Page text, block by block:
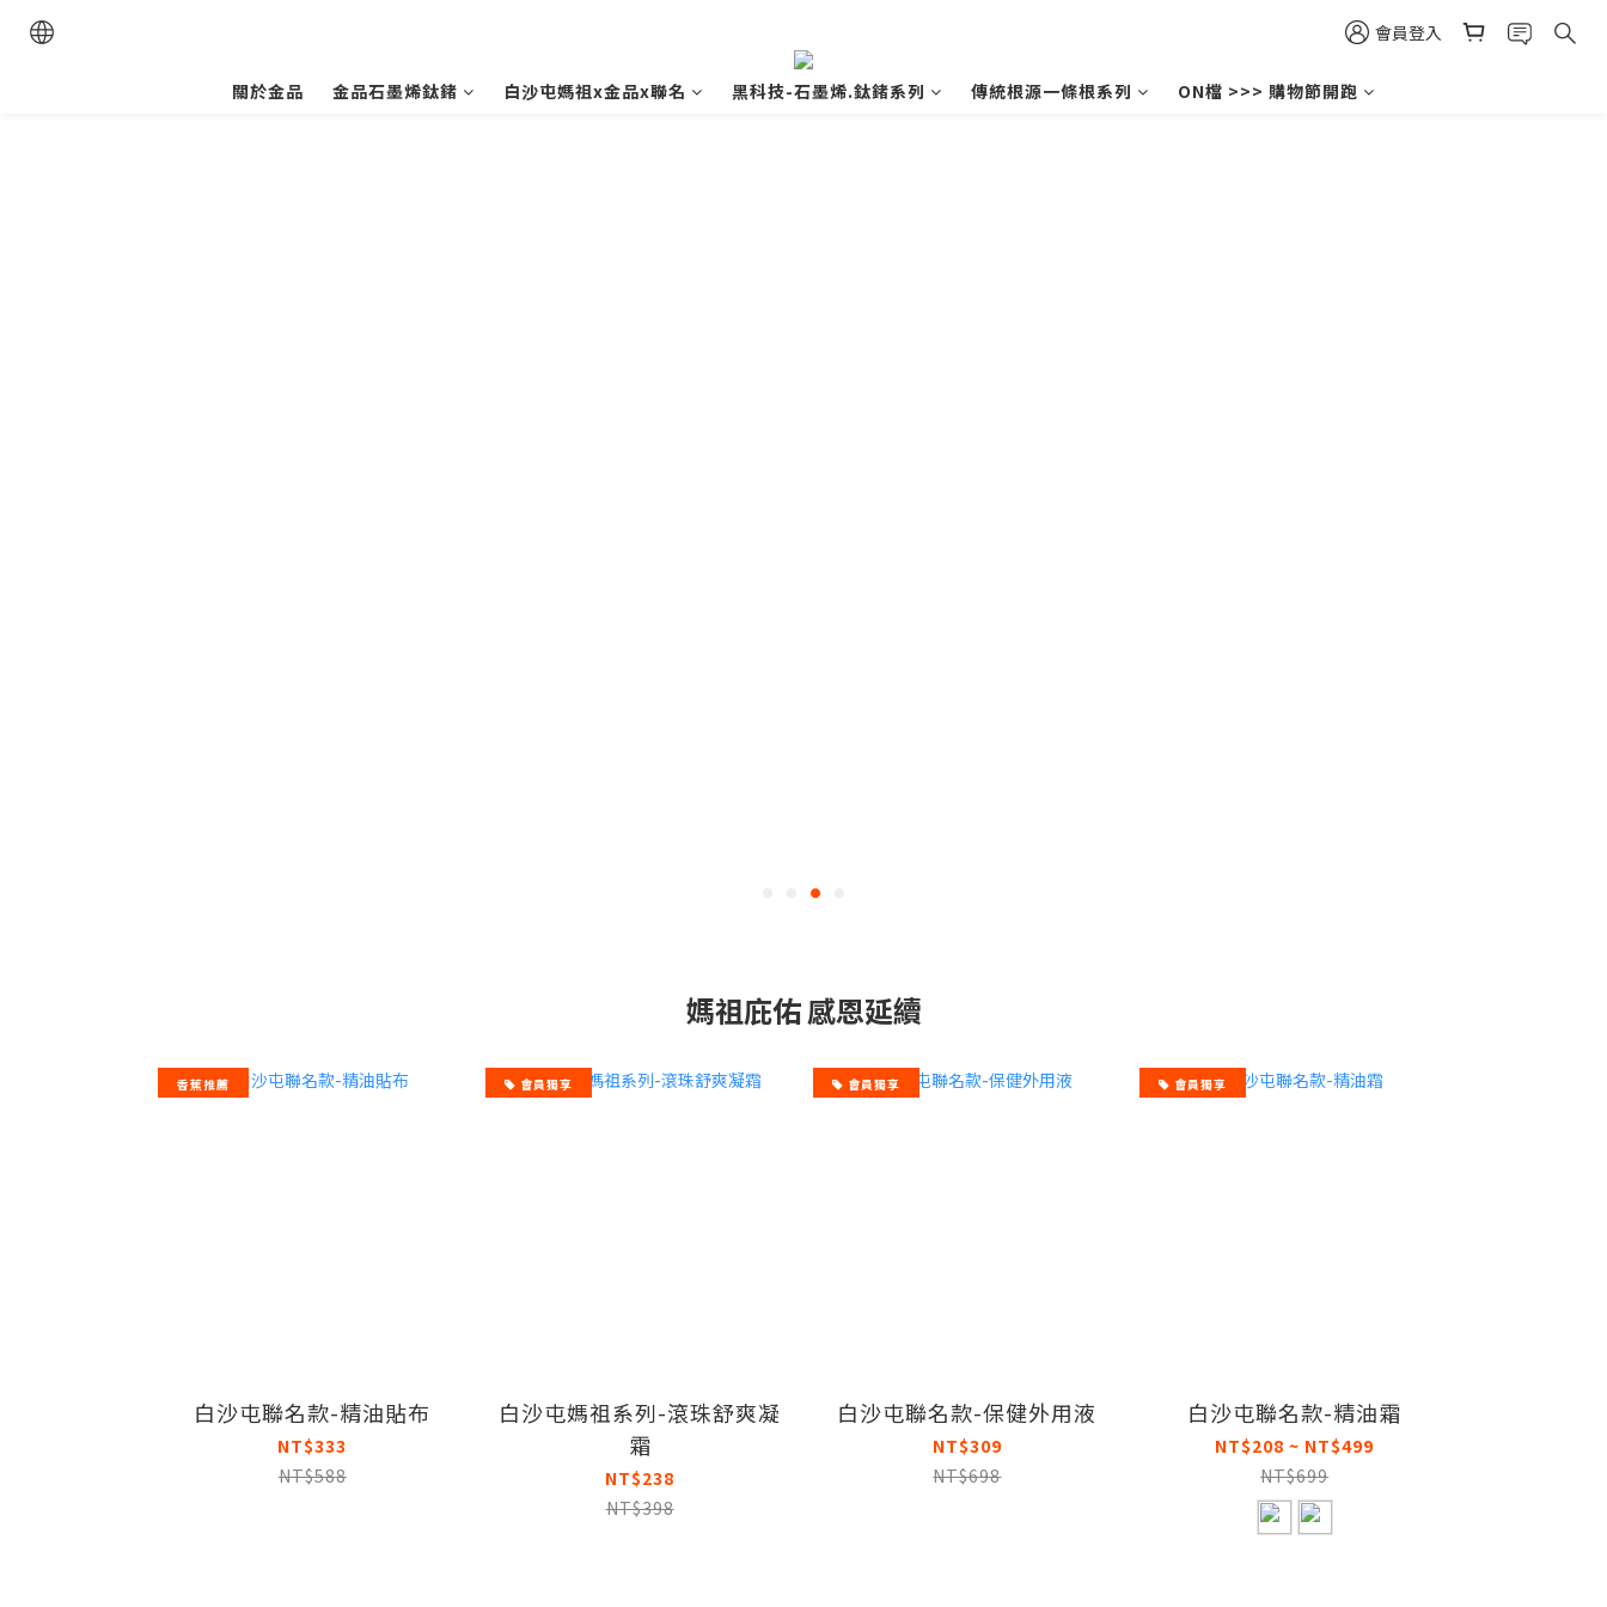
會員登入
關於金品 金品石墨烯鈦鍺 白沙屯媽祖x金品x聯名 黑科技-石墨烯.鈦鍺系列 傳統根源一條根系列 ON檔 >>> 購物節開跑
媽祖庇佑 感恩延續
香蕉推薦
白沙屯聯名款-精油貼布
NT$333
NT$588
會員獨享
白沙屯媽祖系列-滾珠舒爽凝
霜
NT$238
NT$398
會員獨享
白沙屯聯名款-保健外用液
NT$309
NT$698
會員獨享
白沙屯聯名款-精油霜
NT$208 ~ NT$499
NT$699